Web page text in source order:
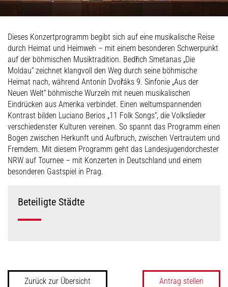
Dieses Konzertprogramm begibt sich auf eine musikalische Reise
durch Heimat und Heimweh – mit einem besonderen Schwerpunkt
auf der böhmischen Musiktradition. Bedřich Smetanas „Die
Moldau“ zeichnet klangvoll den Weg durch seine böhmische
Heimat nach, während Antonín Dvořáks 9. Sinfonie „Aus der
Neuen Welt“ böhmische Wurzeln mit neuen musikalischen
Eindrücken aus Amerika verbindet. Einen weltumspannenden
Kontrast bilden Luciano Berios „11 Folk Songs“, die Volkslieder
verschiedenster Kulturen vereinen. So spannt das Programm einen
Bogen zwischen Herkunft und Aufbruch, zwischen Vertrautem und
Fremdem. Mit diesem Programm geht das Landesjugendorchester
NRW auf Tournee – mit Konzerten in Deutschland und einem
besonderen Gastspiel in Prag.
Beteiligte Städte
Zurück zur Übersicht Antrag stellen